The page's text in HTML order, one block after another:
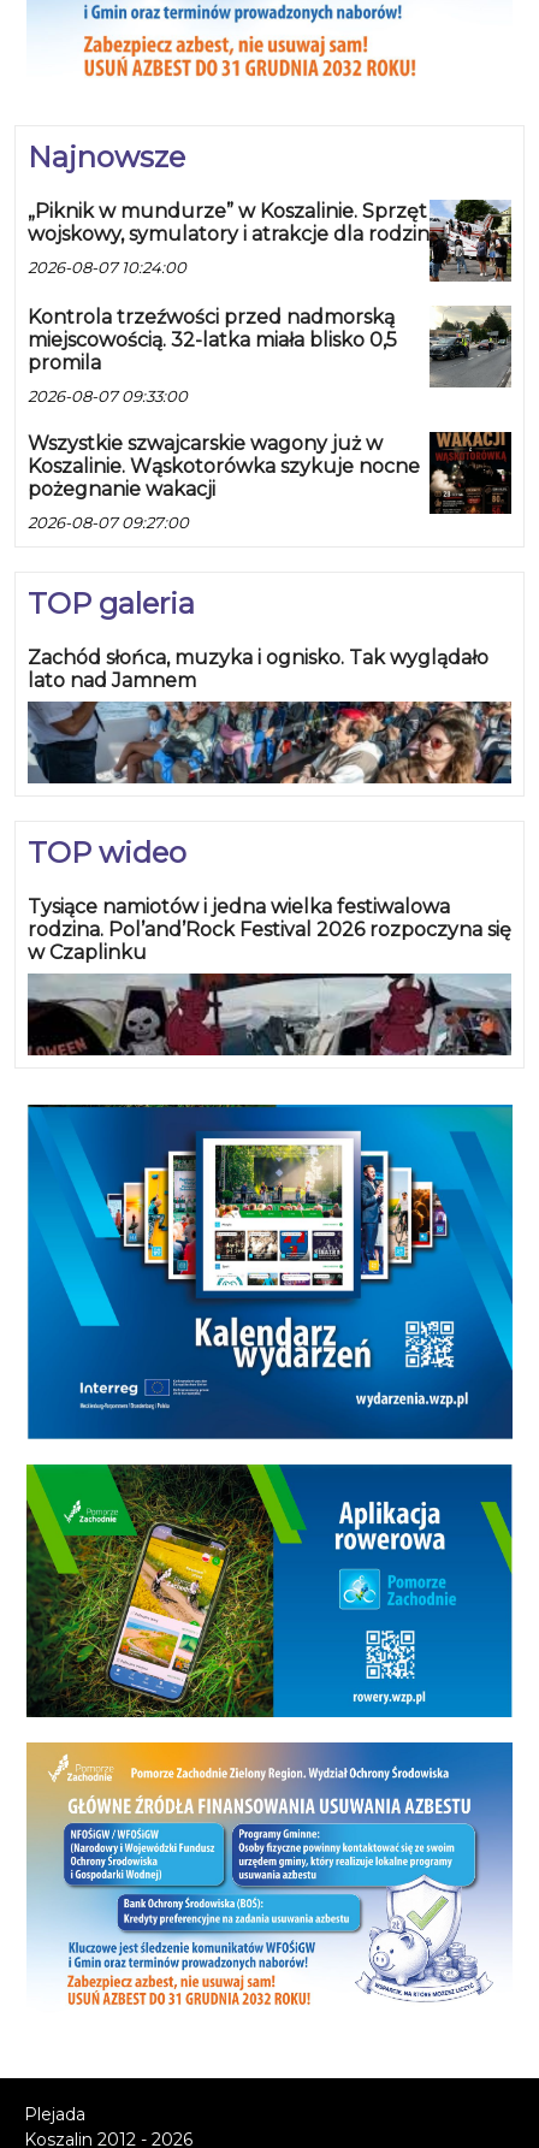
Najnowsze
„Piknik w mundurze” w Koszalinie. Sprzęt
wojskowy, symulatory i atrakcje dla rodzin
2026-08-07 10:24:00
Kontrola trzeźwości przed nadmorską
miejscowością. 32-latka miała blisko 0,5
promila
2026-08-07 09:33:00
Wszystkie szwajcarskie wagony już w
Koszalinie. Wąskotorówka szykuje nocne
pożegnanie wakacji
2026-08-07 09:27:00
TOP galeria
Zachód słońca, muzyka i ognisko. Tak wyglądało
lato nad Jamnem
TOP wideo
Tysiące namiotów i jedna wielka festiwalowa
rodzina. Pol’and’Rock Festival 2026 rozpoczyna się
w Czaplinku
Plejada
Koszalin 2012 - 2026